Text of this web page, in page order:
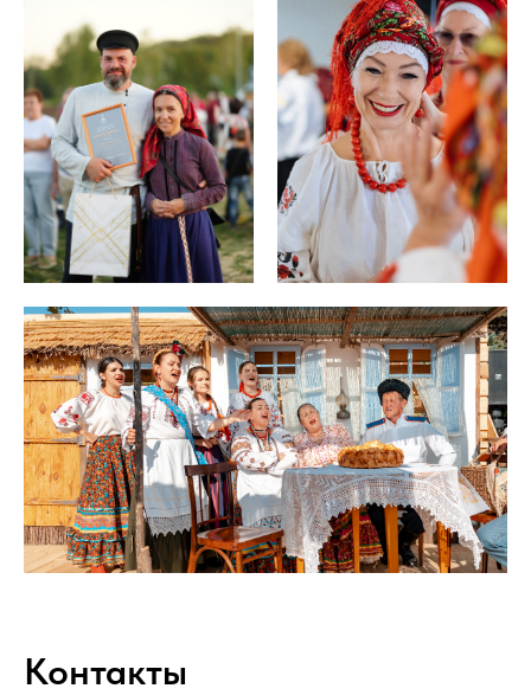
Контакты